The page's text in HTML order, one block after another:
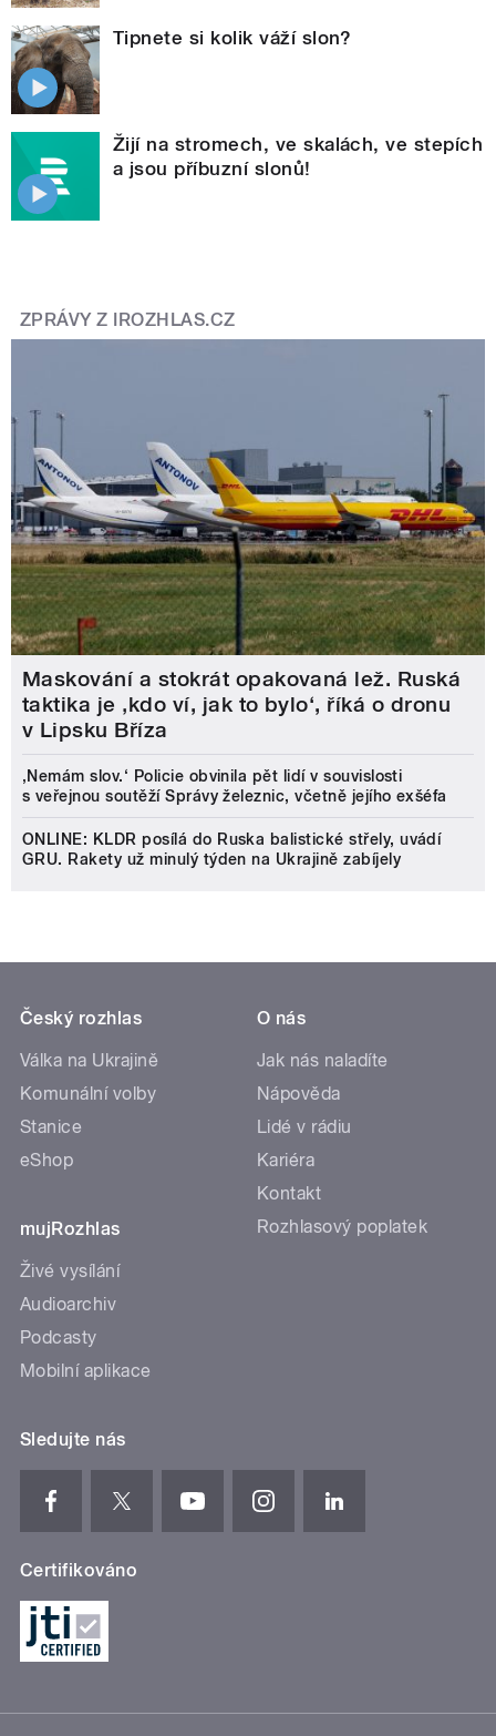
Tipnete si kolik váží slon?
Žijí na stromech, ve skalách, ve stepích
a jsou příbuzní slonů!
ZPRÁVY Z IROZHLAS.CZ
Maskování a stokrát opakovaná lež. Ruská
taktika je ‚kdo ví, jak to bylo‘, říká o dronu
v Lipsku Bříza
‚Nemám slov.‘ Policie obvinila pět lidí v souvislosti
s veřejnou soutěží Správy železnic, včetně jejího exšéfa
ONLINE: KLDR posílá do Ruska balistické střely, uvádí
GRU. Rakety už minulý týden na Ukrajině zabíjely
Český rozhlas
Válka na Ukrajině
Komunální volby
Stanice
eShop
mujRozhlas
Živé vysílání
Audioarchiv
Podcasty
Mobilní aplikace
O nás
Jak nás naladíte
Nápověda
Lidé v rádiu
Kariéra
Kontakt
Rozhlasový poplatek
Sledujte nás
Certifikováno